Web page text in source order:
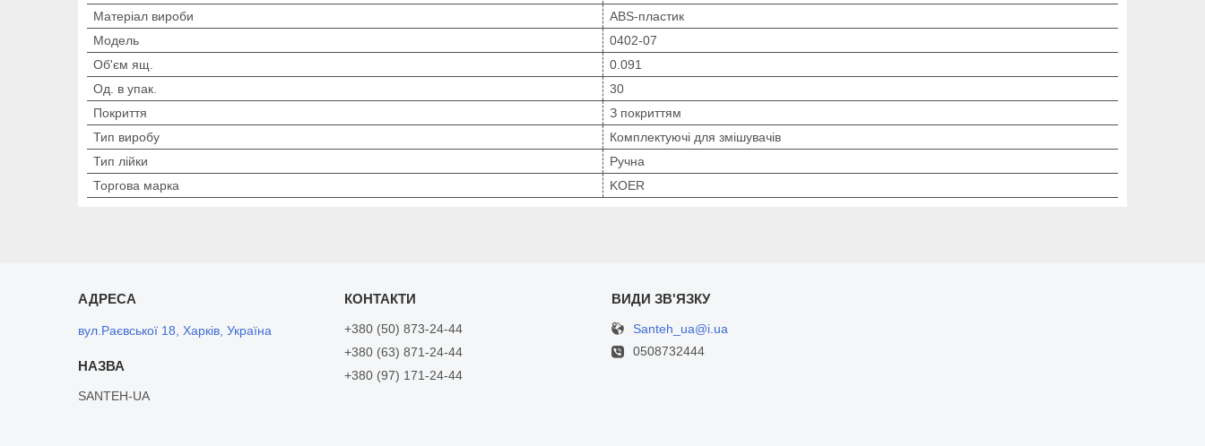
Матеріал вироби
ABS-пластик
Мoдель
0402-07
Об'єм ящ.
0.091
Од. в упак.
30
Покриття
З покриттям
Тип виробу
Комплектуючі для змішувачів
Тип лійки
Ручна
Торгова марка
KOER
вул.Раєвської 18, Харків, Україна
SANTEH-UA
+380 (50) 873-24-44
+380 (63) 871-24-44
+380 (97) 171-24-44
Santeh_ua@i.ua
0508732444